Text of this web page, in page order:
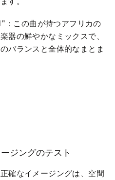
"：この曲が持つアフリカの
器の鮮やかなミックスで、
バランスと全体的なまとま
ジングのテスト
確なイメージングは、空間